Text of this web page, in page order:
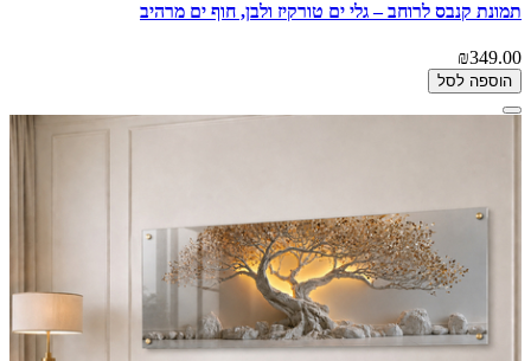
תמונת קנבס לרוחב – גלי ים טורקיז ולבן, חוף ים מרהיב
₪349.00
הוספה לסל